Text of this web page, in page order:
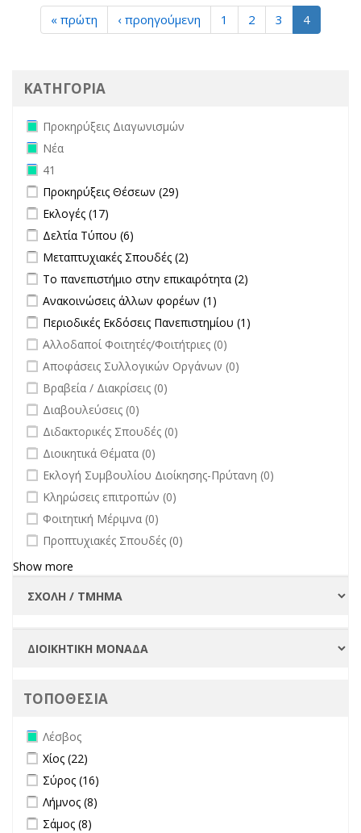
« πρώτη ‹ προηγούμενη 1 2 3 4
ΚΑΤΗΓΟΡΙΑ
Remove Προκηρύξεις Διαγωνισμών filter
Προκηρύξεις Διαγωνισμών
Remove Νέα filter
Νέα
Remove 41 filter
41
Apply Προκηρύξεις Θέσεων filter
Προκηρύξεις Θέσεων (29)
Apply Εκλογές filter
Εκλογές (17)
Apply Δελτία Τύπου filter
Δελτία Τύπου (6)
Apply Μεταπτυχιακές Σπουδές filter
Μεταπτυχιακές Σπουδές (2)
Apply Το πανεπιστήμιο στην επικαιρότητα filter
Το πανεπιστήμιο στην επικαιρότητα (2)
Apply Ανακοινώσεις άλλων φορέων filter
Ανακοινώσεις άλλων φορέων (1)
Apply Περιοδικές Εκδόσεις Πανεπιστημίου filter
Περιοδικές Εκδόσεις Πανεπιστημίου (1)
undefined
Αλλοδαποί Φοιτητές/Φοιτήτριες (0)
undefined
Αποφάσεις Συλλογικών Οργάνων (0)
undefined
Βραβεία / Διακρίσεις (0)
undefined
Διαβουλεύσεις (0)
undefined
Διδακτορικές Σπουδές (0)
undefined
Διοικητικά Θέματα (0)
undefined
Εκλογή Συμβουλίου Διοίκησης-Πρύτανη (0)
undefined
Κληρώσεις επιτροπών (0)
undefined
Φοιτητική Μέριμνα (0)
undefined
Προπτυχιακές Σπουδές (0)
Show more
ΤΟΠΟΘΕΣΙΑ
Remove Λέσβος filter
Λέσβος
Apply Χίος filter
Χίος (22)
Apply Σύρος filter
Σύρος (16)
Apply Λήμνος filter
Λήμνος (8)
Apply Σάμος filter
Σάμος (8)